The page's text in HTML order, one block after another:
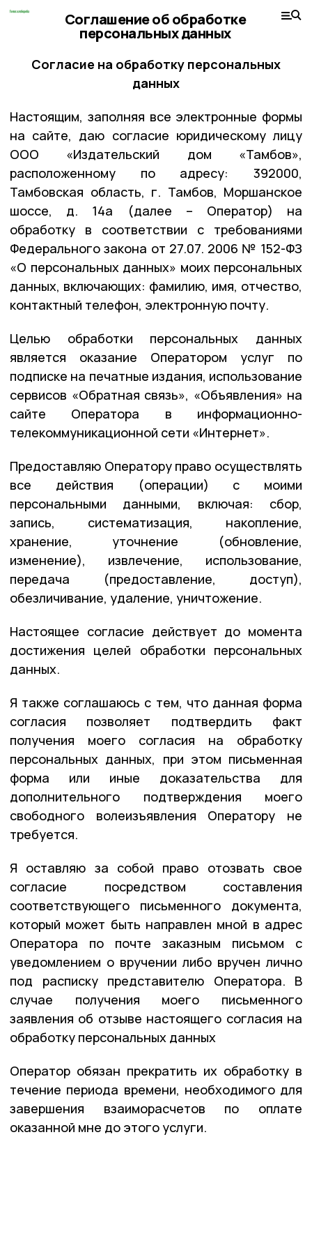
Соглашение об обработке
персональных данных
Согласие на обработку персональных
данных
Настоящим, заполняя все электронные формы
на сайте, даю согласие юридическому лицу
ООО «Издательский дом «Тамбов»,
расположенному по адресу: 392000,
Тамбовская область, г. Тамбов, Моршанское
шоссе, д. 14а (далее – Оператор) на
обработку в соответствии с требованиями
Федерального закона от 27.07. 2006 № 152-ФЗ
«О персональных данных» моих персональных
данных, включающих: фамилию, имя, отчество,
контактный телефон, электронную почту.
Целью обработки персональных данных
является оказание Оператором услуг по
подписке на печатные издания, использование
сервисов «Обратная связь», «Объявления» на
сайте Оператора в информационно-
телекоммуникационной сети «Интернет».
Предоставляю Оператору право осуществлять
все действия (операции) с моими
персональными данными, включая: сбор,
запись, систематизация, накопление,
хранение, уточнение (обновление,
изменение), извлечение, использование,
передача (предоставление, доступ),
обезличивание, удаление, уничтожение.
Настоящее согласие действует до момента
достижения целей обработки персональных
данных.
Я также соглашаюсь с тем, что данная форма
согласия позволяет подтвердить факт
получения моего согласия на обработку
персональных данных, при этом письменная
форма или иные доказательства для
дополнительного подтверждения моего
свободного волеизъявления Оператору не
требуется.
Я оставляю за собой право отозвать свое
согласие посредством составления
соответствующего письменного документа,
который может быть направлен мной в адрес
Оператора по почте заказным письмом с
уведомлением о вручении либо вручен лично
под расписку представителю Оператора. В
случае получения моего письменного
заявления об отзыве настоящего согласия на
обработку персональных данных
Оператор обязан прекратить их обработку в
течение периода времени, необходимого для
завершения взаиморасчетов по оплате
оказанной мне до этого услуги.